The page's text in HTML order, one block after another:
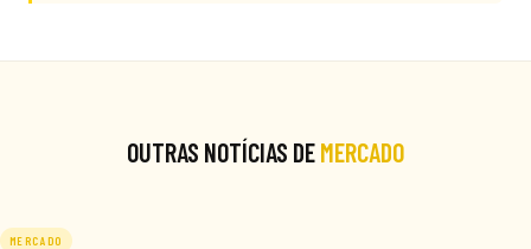
OUTRAS NOTÍCIAS DEMERCADO
MERCADO